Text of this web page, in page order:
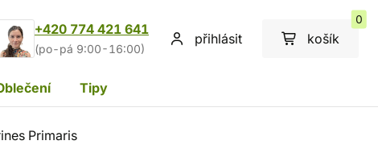
+420 774 421 641
(po-pá 9:00-16:00)
přihlásit košík
0
Tipy
Primaris